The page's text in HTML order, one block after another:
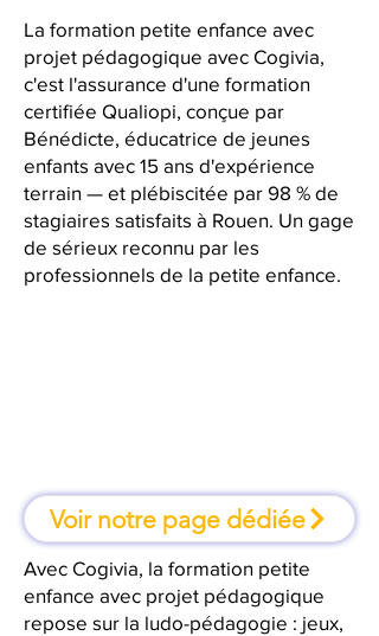
La formation petite enfance avec
projet pédagogique avec Cogivia,
c'est l'assurance d'une formation
certifiée Qualiopi, conçue par
Bénédicte, éducatrice de jeunes
enfants avec 15 ans d'expérience
terrain — et plébiscitée par 98 % de
stagiaires satisfaits à Rouen. Un gage
de sérieux reconnu par les
professionnels de la petite enfance.
Voir notre page dédiée
Avec Cogivia, la formation petite
enfance avec projet pédagogique
repose sur la ludo-pédagogie : jeux,